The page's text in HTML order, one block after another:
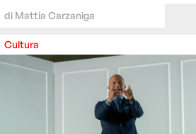
di Mattia Carzaniga
Cultura